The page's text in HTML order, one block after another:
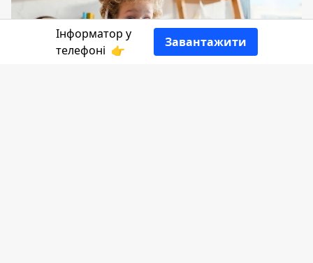
Інформатор у
телефоні 👉
Завантажити